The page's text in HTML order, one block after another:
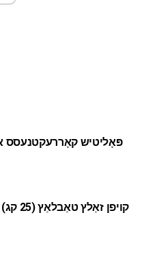
פּאָליטיש קאָררעקטנעסס
קויפן